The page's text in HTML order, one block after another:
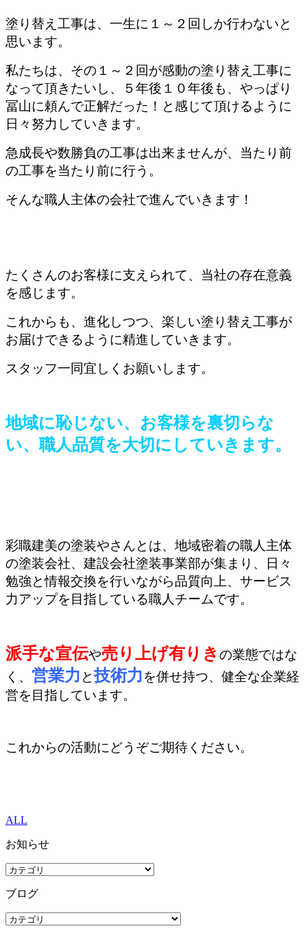
塗り替え工事は、一生に１～２回しか行わないと
思います。
私たちは、その１～２回が感動の塗り替え工事に
なって頂きたいし、５年後１０年後も、やっぱり
冨山に頼んで正解だった！と感じて頂けるように
日々努力していきます。
急成長や数勝負の工事は出来ませんが、当たり前
の工事を当たり前に行う。
そんな職人主体の会社で進んでいきます！
たくさんのお客様に支えられて、当社の存在意義
を感じます。
これからも、進化しつつ、楽しい塗り替え工事が
お届けできるように精進していきます。
スタッフ一同宜しくお願いします。
地域に恥じない、お客様を裏切らな
い、職人品質を大切にしていきます。
彩職建美の塗装やさんとは、地域密着の職人主体
の塗装会社、建設会社塗装事業部が集まり、日々
勉強と情報交換を行いながら品質向上、サービス
力アップを目指している職人チームです。
派手な宣伝や売り上げ有りき の業態ではな
く、 営業力 と技術力を併せ持つ、健全な企業経
営を目指しています。
これからの活動にどうぞご期待ください。
ALL
お知らせ
ブログ